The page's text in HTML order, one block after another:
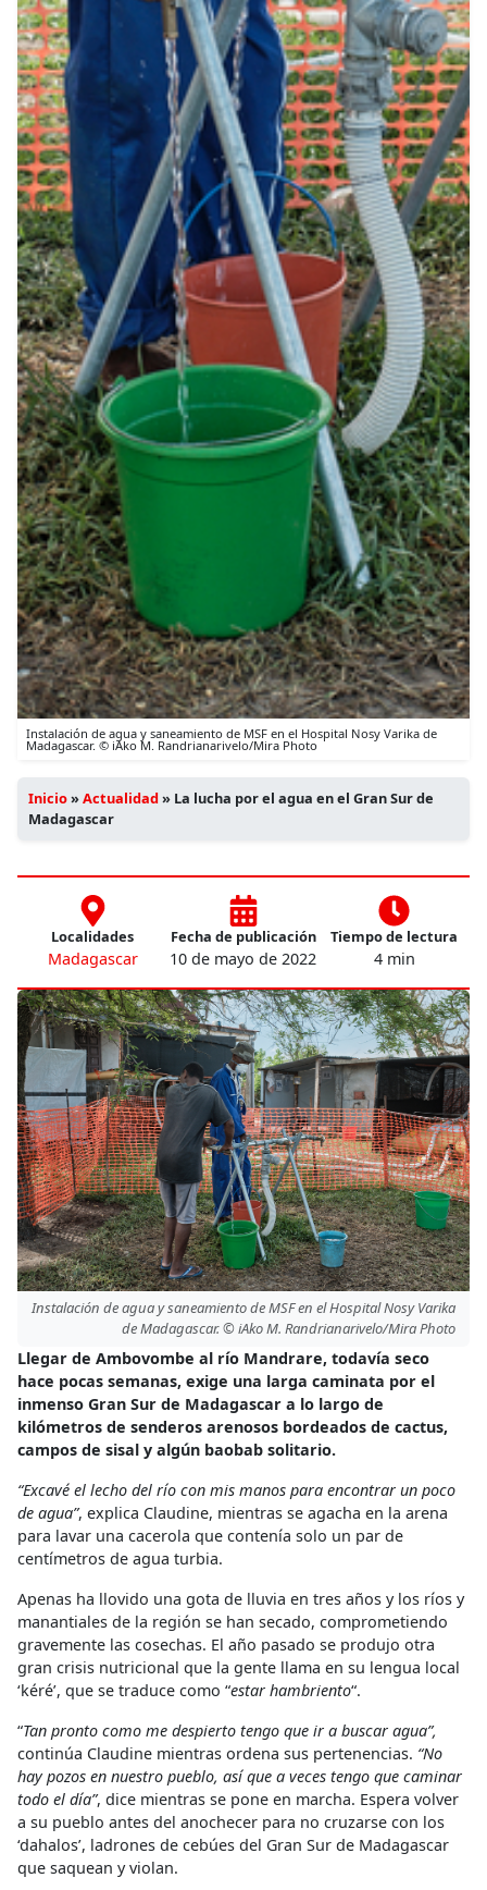
Instalación de agua y saneamiento de MSF en el Hospital Nosy Varika de
Madagascar. © iAko M. Randrianarivelo/Mira Photo
Inicio»Actualidad» La lucha por el agua en el Gran Sur de
Madagascar
Localidades
Madagascar
Fecha de publicación
10 de mayo de 2022
Tiempo de lectura
4 min
Instalación de agua y saneamiento de MSF en el Hospital Nosy Varika
de Madagascar. © iAko M. Randrianarivelo/Mira Photo
Llegar de Ambovombe al río Mandrare, todavía seco
hace pocas semanas, exige una larga caminata por el
inmenso Gran Sur de Madagascar a lo largo de
kilómetros de senderos arenosos bordeados de cactus,
campos de sisal y algún baobab solitario.
“Excavé el lecho del río con mis manos para encontrar un poco
de agua”, explica Claudine, mientras se agacha en la arena
para lavar una cacerola que contenía solo un par de
centímetros de agua turbia.
Apenas ha llovido una gota de lluvia en tres años y los ríos y
manantiales de la región se han secado, comprometiendo
gravemente las cosechas. El año pasado se produjo otra
gran crisis nutricional que la gente llama en su lengua local
‘kéré’, que se traduce como “estar hambriento“.
“Tan pronto como me despierto tengo que ir a buscar agua”,
continúa Claudine mientras ordena sus pertenencias. “No
hay pozos en nuestro pueblo, así que a veces tengo que caminar
todo el día”, dice mientras se pone en marcha. Espera volver
a su pueblo antes del anochecer para no cruzarse con los
‘dahalos’, ladrones de cebúes del Gran Sur de Madagascar
que saquean y violan.